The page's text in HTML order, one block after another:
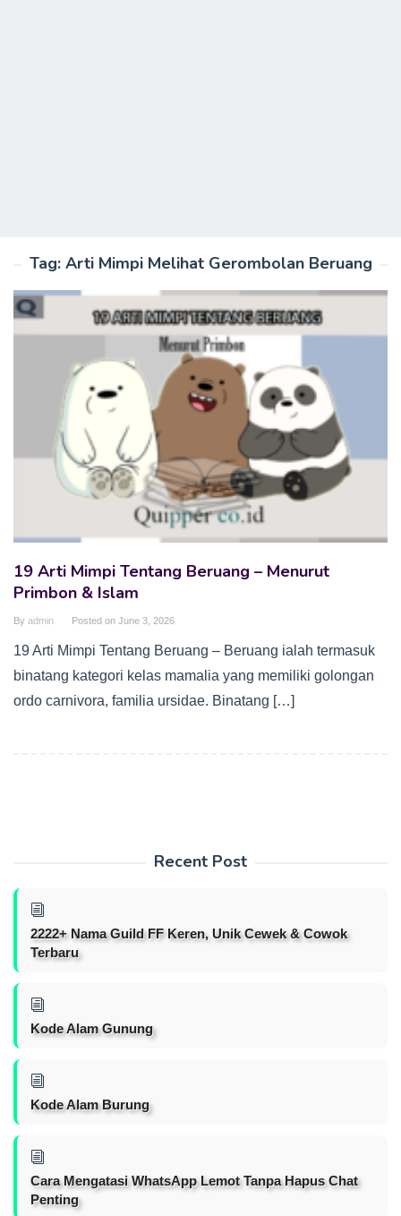
Tag: Arti Mimpi Melihat Gerombolan Beruang
19 Arti Mimpi Tentang Beruang – Menurut
Primbon & Islam
By admin Posted on June 3, 2026
19 Arti Mimpi Tentang Beruang – Beruang ialah termasuk
binatang kategori kelas mamalia yang memiliki golongan
ordo carnivora, familia ursidae. Binatang […]
Recent Post
2222+ Nama Guild FF Keren, Unik Cewek & Cowok
Terbaru
Kode Alam Gunung
Kode Alam Burung
Cara Mengatasi WhatsApp Lemot Tanpa Hapus Chat
Penting